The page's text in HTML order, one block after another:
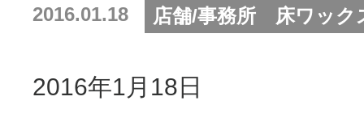
2016.01.18 店舗/事務所 床ワック
2016年1月18日